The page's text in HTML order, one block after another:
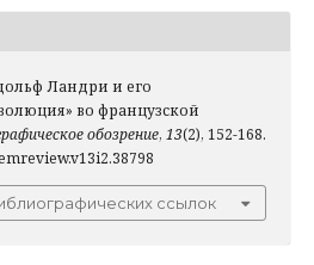
Ландри и его
во французской
обозрение, 13(2), 152-168.
ссылок